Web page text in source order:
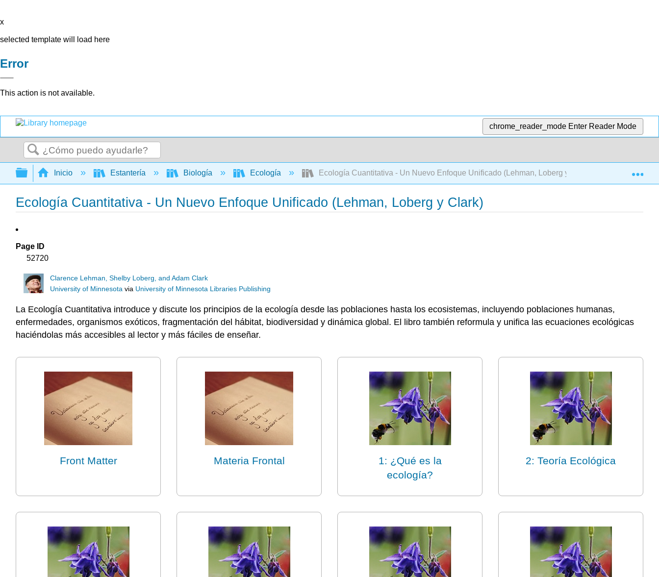
x
selected template will load here
Error
This action is not available.
chrome_reader_mode Enter Reader Mode
Buscar
Expandir/contraer jerarquía global
Inicio Estantería Biología Ecología Ecología Cuantitativa - Un Nuevo Enfoque Unificado (Lehman, Loberg y Clark)
Ecología Cuantitativa - Un Nuevo Enfoque Unificado (Lehman, Loberg y Clark)
Page ID
52720
Clarence Lehman, Shelby Loberg, and Adam Clark
University of Minnesota via University of Minnesota Libraries Publishing
La Ecología Cuantitativa introduce y discute los principios de la ecología desde las poblaciones hasta los ecosistemas, incluyendo poblaciones humanas,
enfermedades, organismos exóticos, fragmentación del hábitat, biodiversidad y dinámica global. El libro también reformula y unifica las ecuaciones ecológicas
haciéndolas más accesibles al lector y más fáciles de enseñar.
Front Matter Materia Frontal
1: ¿Qué es la
ecología?
2: Teoría Ecológica